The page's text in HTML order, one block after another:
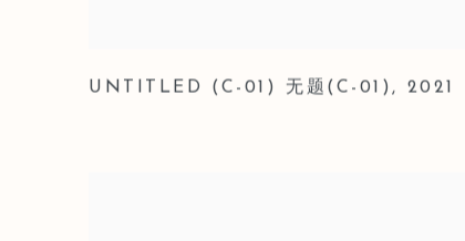
UNTITLED (C-01) 无题(C-01), 2021